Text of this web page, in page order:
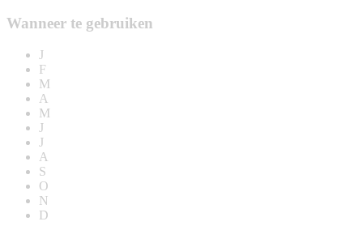
Wanneer te gebruiken
J
F
M
A
M
J
J
A
S
O
N
D